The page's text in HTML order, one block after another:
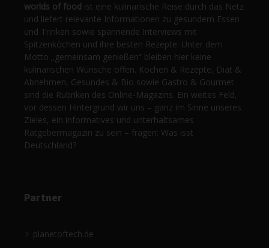
worlds of food ist eine kulinarische Reise durch das Netz
und liefert relevante Informationen zu gesundem Essen
und Trinken sowie spannende Interviews mit
Spitzenköchen und ihre besten Rezepte. Unter dem
Motto „gemeinsam genießen“ bleiben hier keine
kulinarischen Wünsche offen. Kochen & Rezepte, Diät &
Abnehmen, Gesundes & Bio sowie Gastro & Gourmet
sind die Rubriken des Online-Magazins. Ein weites Feld,
vor dessen Hintergrund wir uns – ganz im Sinne unseres
Zieles, ein informatives und unterhaltsames
Ratgebermagazin zu sein – fragen: Was isst
Deutschland?
Partner
planetoftech.de